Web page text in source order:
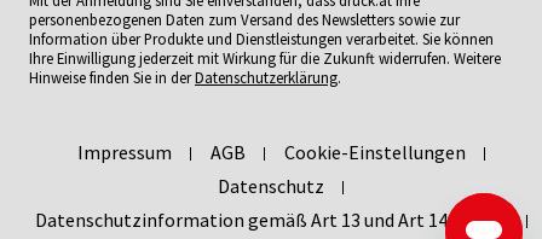
personenbezogenen Daten zum Versand des Newsletters sowie zur
Information über Produkte und Dienstleistungen verarbeitet. Sie können
Ihre Einwilligung jederzeit mit Wirkung für die Zukunft widerrufen. Weitere
Hinweise finden Sie in derDatenschutzerklärung.
Impressum AGB
Cookie-Einstellungen
Datenschutz
Datenschutzinformation gemäß Art 13 und Art 14 DSGVO